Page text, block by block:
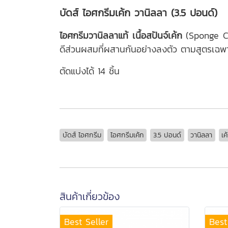
บัดส์ ไอศกรีมเค้ก วานิลลา (3.5 ปอนด์)
ไอศกรีมวานิลลาแท้ เนื้อสปันจ์เค้ก(Sponge
ดีส่วนผสมที่ผสานกันอย่างลงตัว ตามสูตรเฉ
ตัดแบ่งได้ 14 ชิ้น
บัดส์ ไอศกรีม ไอศกรีมเค้ก 3.5 ปอนด์ วานิลลา เ
สินค้าเกี่ยวข้อง
Best Seller